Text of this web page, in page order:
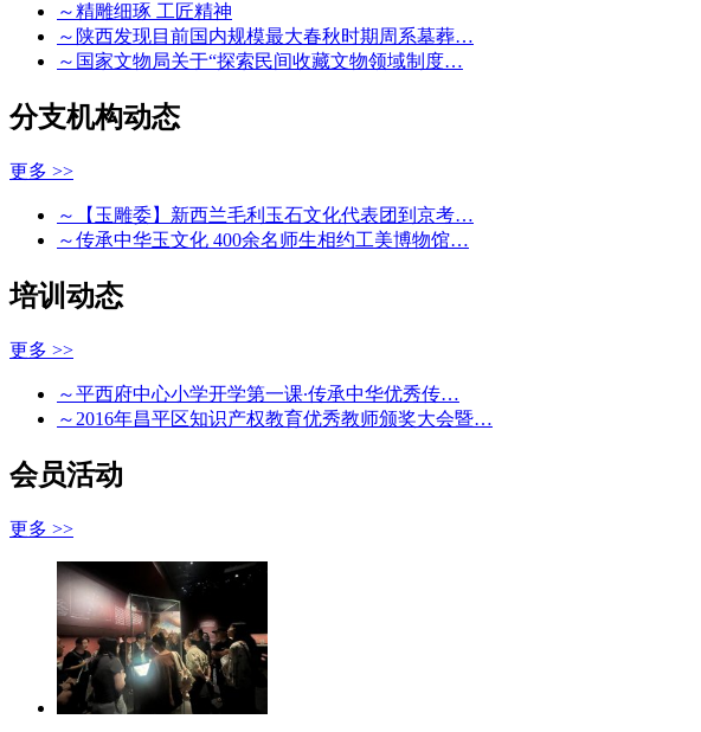
～精雕细琢 工匠精神
～陕西发现目前国内规模最大春秋时期周系墓葬…
～国家文物局关于“探索民间收藏文物领域制度…
分支机构动态
更多 >>
～【玉雕委】新西兰毛利玉石文化代表团到京考…
～传承中华玉文化 400余名师生相约工美博物馆…
培训动态
更多 >>
～平西府中心小学开学第一课∙传承中华优秀传…
～2016年昌平区知识产权教育优秀教师颁奖大会暨…
会员活动
更多 >>